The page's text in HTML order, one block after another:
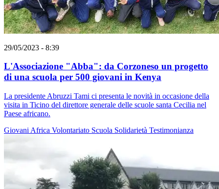
29/05/2023 - 8:39
L'Associazione "Abba": da Corzoneso un progetto
di una scuola per 500 giovani in Kenya
La presidente Abruzzi Tami ci presenta le novità in occasione della
visita in Ticino del direttore generale delle scuole santa Cecilia nel
Paese africano.
Giovani Africa Volontariato Scuola Solidarietà Testimonianza